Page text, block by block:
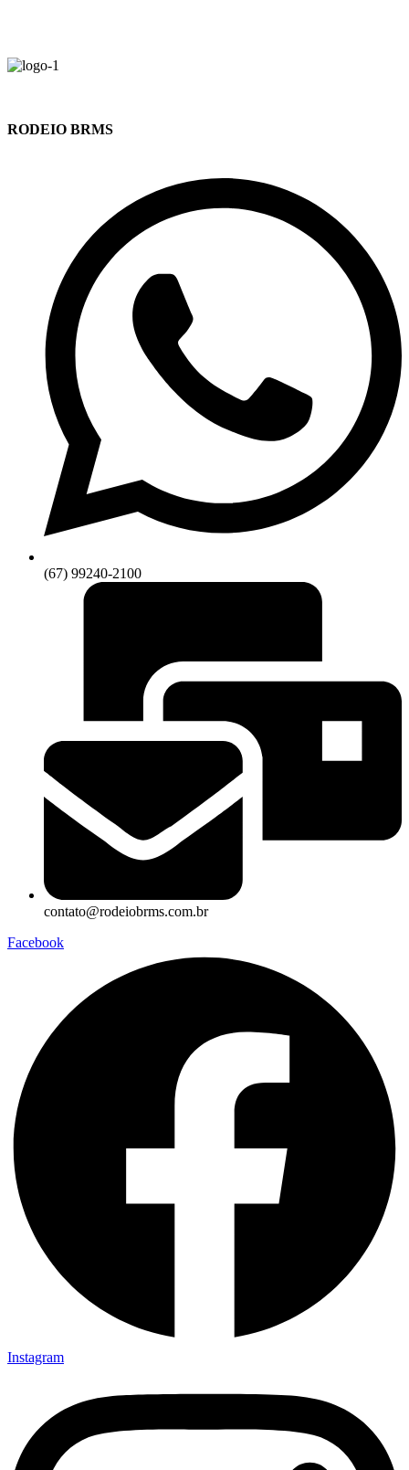
RODEIO BRMS
(67) 99240-2100
contato@rodeiobrms.com.br
Facebook
Instagram